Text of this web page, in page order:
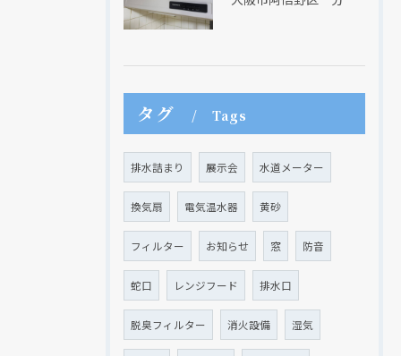
タグ Tags
排水詰まり 展示会 水道メーター
換気扇 電気温水器 黄砂
フィルター お知らせ 窓 防音
蛇口 レンジフード 排水口
脱臭フィルター 消火設備 湿気